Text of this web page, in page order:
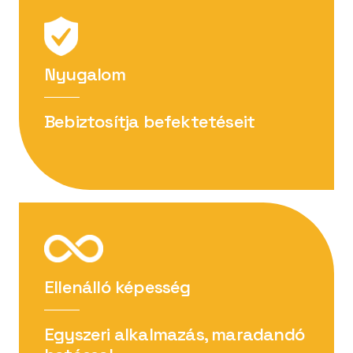
DOCUMENT PDF
Biztonsági adatlap
Nyugalom
Bebiztosítja befektetéseit
Ellenálló képesség
Egyszeri alkalmazás, maradandó